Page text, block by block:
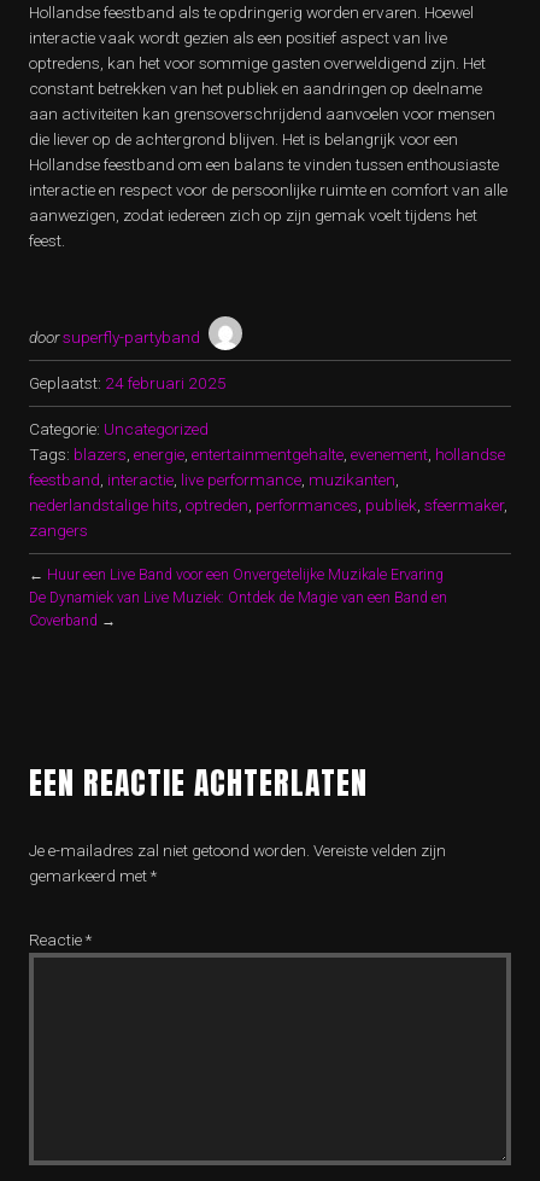
Hollandse feestband als te opdringerig worden ervaren. Hoewel
interactie vaak wordt gezien als een positief aspect van live
optredens, kan het voor sommige gasten overweldigend zijn. Het
constant betrekken van het publiek en aandringen op deelname
aan activiteiten kan grensoverschrijdend aanvoelen voor mensen
die liever op de achtergrond blijven. Het is belangrijk voor een
Hollandse feestband om een balans te vinden tussen enthousiaste
interactie en respect voor de persoonlijke ruimte en comfort van alle
aanwezigen, zodat iedereen zich op zijn gemak voelt tijdens het
feest.
doorsuperfly-partyband
Geplaatst: 24 februari 2025
Categorie: Uncategorized
Tags: blazers energie entertainmentgehalte evenement hollandse
feestband interactie live performance muzikanten
nederlandstalige hits optreden performances publiek sfeermaker,
zangers
← Huur een Live Band voor een Onvergetelijke Muzikale Ervaring
De Dynamiek van Live Muziek: Ontdek de Magie van een Band en
Coverband →
EEN REACTIE ACHTERLATEN
Je e-mailadres zal niet getoond worden. Vereiste velden zijn
gemarkeerd met*
Reactie*